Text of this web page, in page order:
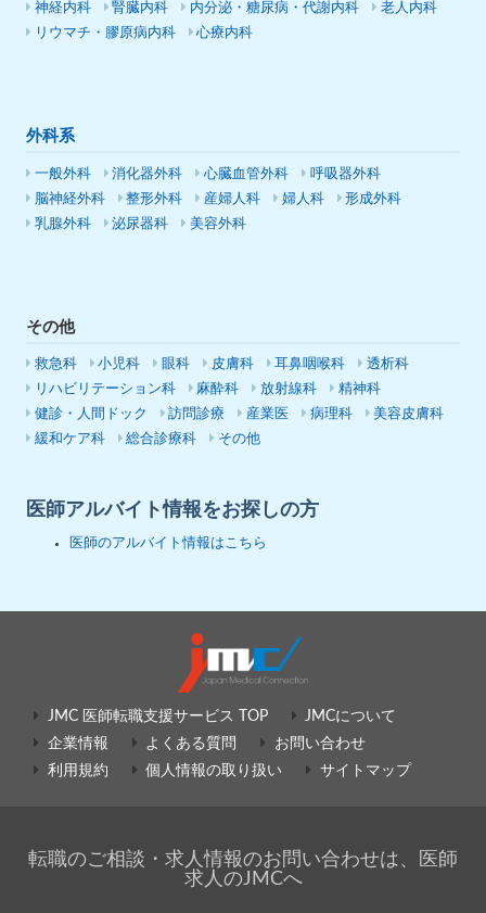
神経内科
腎臓内科 内分泌・糖尿病・代謝内科
老人内科
リウマチ・膠原病内科
心療内科
外科系
一般外科 消化器外科 心臓血管外科
呼吸器外科
脳神経外科
整形外科 産婦人科 婦人科
形成外科
乳腺外科
泌尿器科 美容外科
その他
救急科 小児科 眼科 皮膚科 耳鼻咽喉科
透析科
リハビリテーション科
麻酔科 放射線科
精神科
健診・人間ドック
訪問診療 産業医 病理科
美容皮膚科
緩和ケア科
総合診療科 その他
医師アルバイト情報をお探しの方
医師のアルバイト情報はこちら
JMC 医師転職支援サービス TOP
JMCについて
企業情報
よくある質問
お問い合わせ
利用規約
個人情報の取り扱い サイトマップ
転職のご相談・求人情報のお問い合わせは、医師
求人のJMCへ